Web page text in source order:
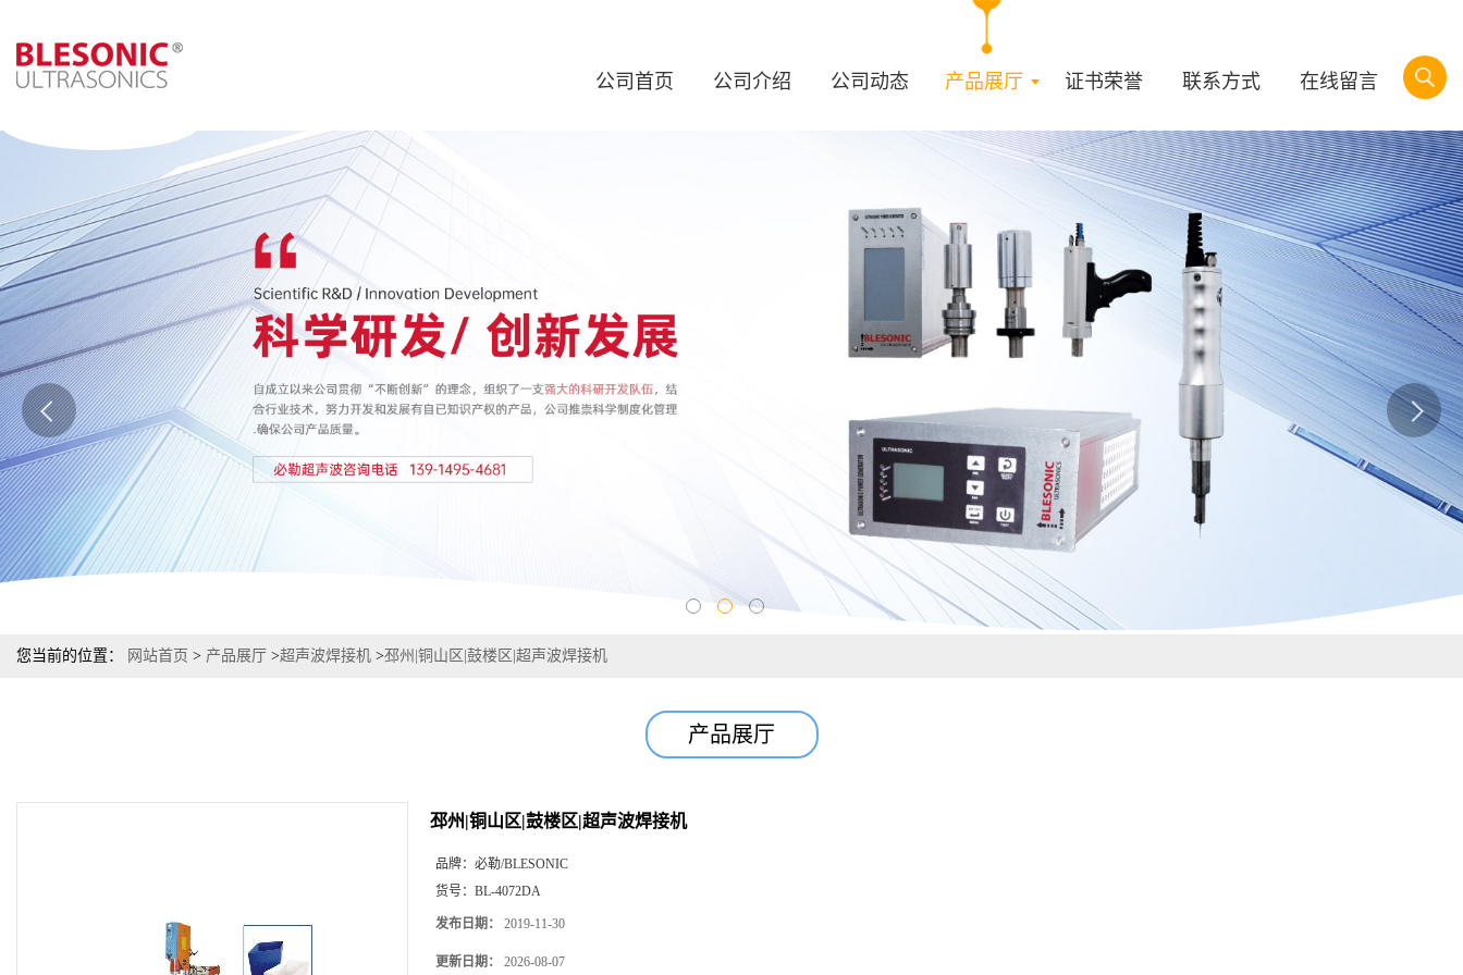
公司首页 公司介绍 公司动态 产品展厅 证书荣誉 联系方式 在线留言
您当前的位置： 网站首页 > 产品展厅 >超声波焊接机 >邳州|铜山区|鼓楼区|超声波焊接机
产品展厅
邳州|铜山区|鼓楼区|超声波焊接机
品牌： 必勒/BLESONIC
货号： BL-4072DA
发布日期： 2019-11-30
更新日期： 2026-08-07